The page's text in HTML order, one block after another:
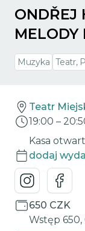
ONDŘEJ
MELODY
Muzyka Teatr,
Teatr
19:00 –
Kasa
dodaj
650 CZK
Wstęp 650,